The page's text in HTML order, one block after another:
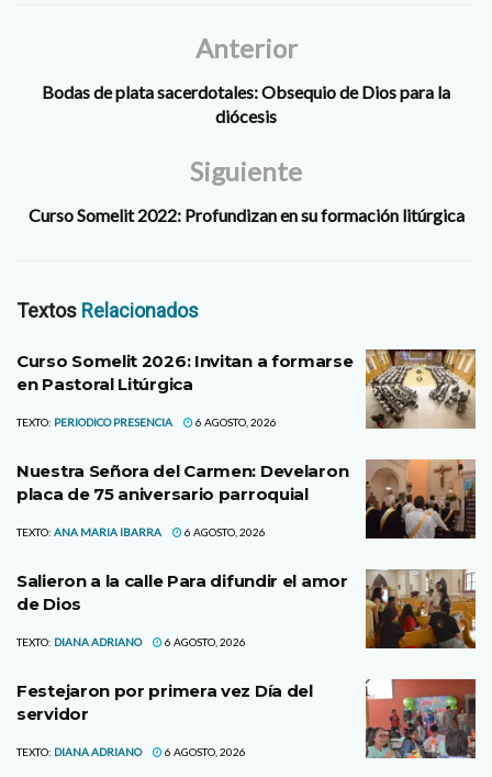
Anterior
Bodas de plata sacerdotales: Obsequio de Dios para la
diócesis
Siguiente
Curso Somelit 2022: Profundizan en su formación litúrgica
Textos Relacionados
Curso Somelit 2026: Invitan a formarse
en Pastoral Litúrgica
TEXTO: PERIODICO PRESENCIA 6 AGOSTO, 2026
Nuestra Señora del Carmen: Develaron
placa de 75 aniversario parroquial
TEXTO: ANA MARIA IBARRA 6 AGOSTO, 2026
Salieron a la calle Para difundir el amor
de Dios
TEXTO: DIANA ADRIANO 6 AGOSTO, 2026
Festejaron por primera vez Día del
servidor
TEXTO: DIANA ADRIANO 6 AGOSTO, 2026